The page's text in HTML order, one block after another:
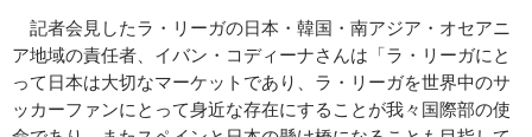
記者会見したラ・リーガの日本・韓国・南アジア・オセアニ
ア地域の責任者、イバン・コディーナさんは「ラ・リーガにと
って日本は大切なマーケットであり、ラ・リーガを世界中のサ
ッカーファンにとって身近な存在にすることが我々国際部の使